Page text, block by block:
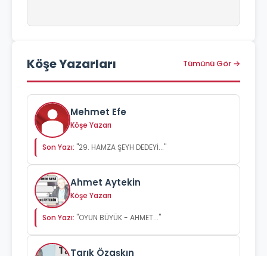
Köşe Yazarları Tümünü Gör →
Mehmet Efe
Köşe Yazarı
Son Yazı: "29. HAMZA ŞEYH DEDEYİ..."
Ahmet Aytekin
Köşe Yazarı
Son Yazı: "OYUN BÜYÜK - AHMET..."
Tarık Özaşkın